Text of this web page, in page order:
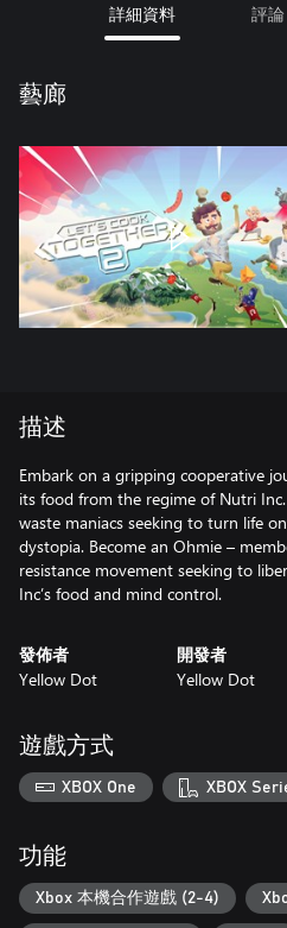
詳細資料 評論
藝廊
描述
Embark on a gripping cooperative
its food from the regime of Nutri
waste maniacs seeking to turn life
dystopia. Become an Ohmie –
resistance movement seeking to
Inc’s food and mind control.
發佈者
Yellow Dot
開發者
Yellow Dot
遊戲方式
XBOX One XBOX
功能
Xbox 本機合作遊戲 (2-4)